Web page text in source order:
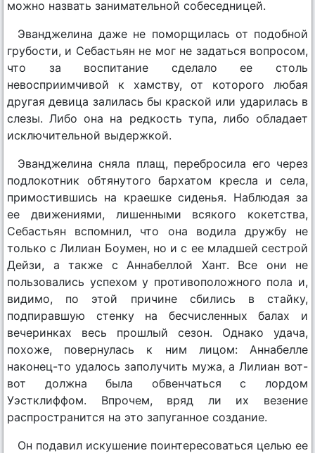
можно назвать занимательной собеседницей.
Эванджелина даже не поморщилась от подобной
грубости, и Себастьян не мог не задаться вопросом,
что за воспитание сделало ее столь
невосприимчивой к хамству, от которого любая
другая девица залилась бы краской или ударилась в
слезы. Либо она на редкость тупа, либо обладает
исключительной выдержкой.
Эванджелина сняла плащ, перебросила его через
подлокотник обтянутого бархатом кресла и села,
примостившись на краешке сиденья. Наблюдая за
ее движениями, лишенными всякого кокетства,
Себастьян вспомнил, что она водила дружбу не
только с Лилиан Боумен, но и с ее младшей сестрой
Дейзи, а также с Аннабеллой Хант. Все они не
пользовались успехом у противоположного пола и,
видимо, по этой причине сбились в стайку,
подпиравшую стенку на бесчисленных балах и
вечеринках весь прошлый сезон. Однако удача,
похоже, повернулась к ним лицом: Аннабелле
наконец-то удалось заполучить мужа, а Лилиан вот-
вот должна была обвенчаться с лордом
Уэстклиффом. Впрочем, вряд ли их везение
распространится на это запуганное создание.
Он подавил искушение поинтересоваться целью ее